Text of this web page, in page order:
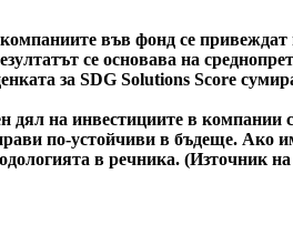
във фонд се
се основава на
за SDG Solutions Score
на инвестициите в
по-устойчиви в бъдеще. Ако
в речника. (Източник